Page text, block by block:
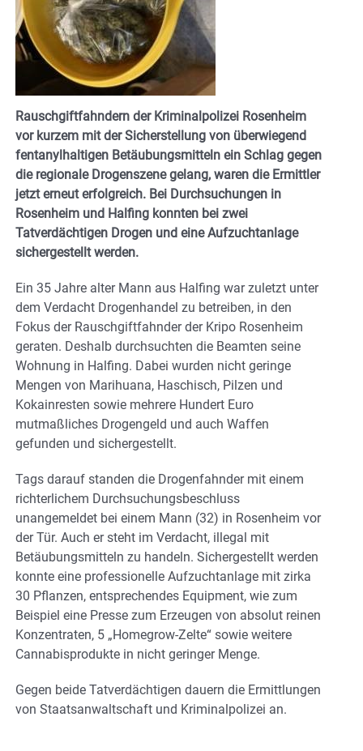
Rauschgiftfahndern der Kriminalpolizei Rosenheim
vor kurzem mit der Sicherstellung von überwiegend
fentanylhaltigen Betäubungsmitteln ein Schlag gegen
die regionale Drogenszene gelang, waren die Ermittler
jetzt erneut erfolgreich. Bei Durchsuchungen in
Rosenheim und Halfing konnten bei zwei
Tatverdächtigen Drogen und eine Aufzuchtanlage
sichergestellt werden.
Ein 35 Jahre alter Mann aus Halfing war zuletzt unter
dem Verdacht Drogenhandel zu betreiben, in den
Fokus der Rauschgiftfahnder der Kripo Rosenheim
geraten. Deshalb durchsuchten die Beamten seine
Wohnung in Halfing. Dabei wurden nicht geringe
Mengen von Marihuana, Haschisch, Pilzen und
Kokainresten sowie mehrere Hundert Euro
mutmaßliches Drogengeld und auch Waffen
gefunden und sichergestellt.
Tags darauf standen die Drogenfahnder mit einem
richterlichem Durchsuchungsbeschluss
unangemeldet bei einem Mann (32) in Rosenheim vor
der Tür. Auch er steht im Verdacht, illegal mit
Betäubungsmitteln zu handeln. Sichergestellt werden
konnte eine professionelle Aufzuchtanlage mit zirka
30 Pflanzen, entsprechendes Equipment, wie zum
Beispiel eine Presse zum Erzeugen von absolut reinen
Konzentraten, 5 „Homegrow-Zelte“ sowie weitere
Cannabisprodukte in nicht geringer Menge.
Gegen beide Tatverdächtigen dauern die Ermittlungen
von Staatsanwaltschaft und Kriminalpolizei an.